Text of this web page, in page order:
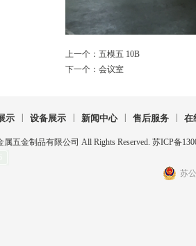
上一个： 五模五 10B
下一个： 会议室
示 | 设备展示 | 新闻中心 | 售后服务 | 在
五金制品有限公司 All Rights Reserved. 苏ICP备
苏